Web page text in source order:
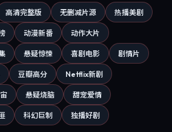
高清完整版 无删减片源 热播美剧
动漫新番 动作大片
悬疑惊悚 喜剧电影 剧情片
豆瓣高分 Netflix新剧
悬疑烧脑 甜宠爱情
科幻巨制 独播好剧